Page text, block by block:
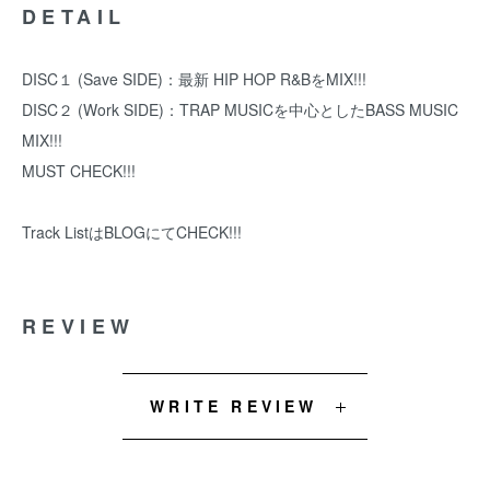
DETAIL
DISC１ (Save SIDE)：最新 HIP HOP R&BをMIX!!!
DISC２ (Work SIDE)：TRAP MUSICを中心としたBASS MUSIC
MIX!!!
MUST CHECK!!!
Track ListはBLOGにてCHECK!!!
REVIEW
WRITE REVIEW